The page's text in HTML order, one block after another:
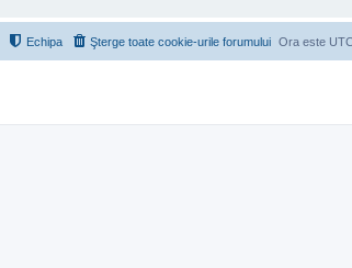
Ora este
Şterge toate cookie-urile forumului
Echipa